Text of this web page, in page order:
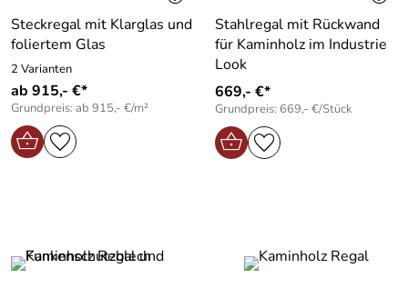
Steckregal mit Klarglas und
foliertem Glas
2 Varianten
ab 915,- €*
Grundpreis: ab 915,- €/m²
Stahlregal mit Rückwand
für Kaminholz im Industrie
Look
669,- €*
Grundpreis: 669,- €/Stück